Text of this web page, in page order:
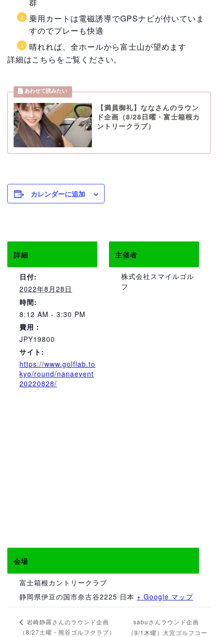
群
乗用カートは電磁誘導でGPSナビが付いていま
すのでプレーも快適
晴れれば、全ホールから富士山が望めます
詳細はこちらをご覧ください。
【満員御礼】ななさんのラウン
ド企画（8/28日曜・富士箱根カ
ントリークラブ）
カレンダーに追加
詳細
日付:
2022年8月28日
時間:
8:12 AM - 3:30 PM
費用：
JPY19800
サイト:
https://www.golflab.to
kyo/round/nanaevent
20220828/
主催者
株式会社スマイルゴル
フ
会場
富士箱根カントリークラブ
静岡県伊豆の国市奈古谷2225 日本 + Google マップ
岩崎静羅さんのラウンド企画
（8/27土曜・熊谷ゴルフクラブ）
sabuさんラウンド企画
（9/1木曜）大宮ゴルフコー